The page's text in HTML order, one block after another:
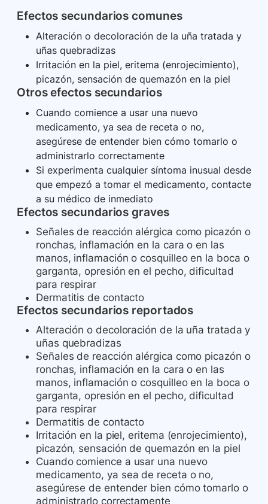
Efectos secundarios comunes
Alteración o decoloración de la uña tratada y
uñas quebradizas
Irritación en la piel, eritema (enrojecimiento),
picazón, sensación de quemazón en la piel
Otros efectos secundarios
Cuando comience a usar una nuevo
medicamento, ya sea de receta o no,
asegúrese de entender bien cómo tomarlo o
administrarlo correctamente
Si experimenta cualquier síntoma inusual desde
que empezó a tomar el medicamento, contacte
a su médico de inmediato
Efectos secundarios graves
Señales de reacción alérgica como picazón o
ronchas, inflamación en la cara o en las
manos, inflamación o cosquilleo en la boca o
garganta, opresión en el pecho, dificultad
para respirar
Dermatitis de contacto
Efectos secundarios reportados
Alteración o decoloración de la uña tratada y
uñas quebradizas
Señales de reacción alérgica como picazón o
ronchas, inflamación en la cara o en las
manos, inflamación o cosquilleo en la boca o
garganta, opresión en el pecho, dificultad
para respirar
Dermatitis de contacto
Irritación en la piel, eritema (enrojecimiento),
picazón, sensación de quemazón en la piel
Cuando comience a usar una nuevo
medicamento, ya sea de receta o no,
asegúrese de entender bien cómo tomarlo o
administrarlo correctamente